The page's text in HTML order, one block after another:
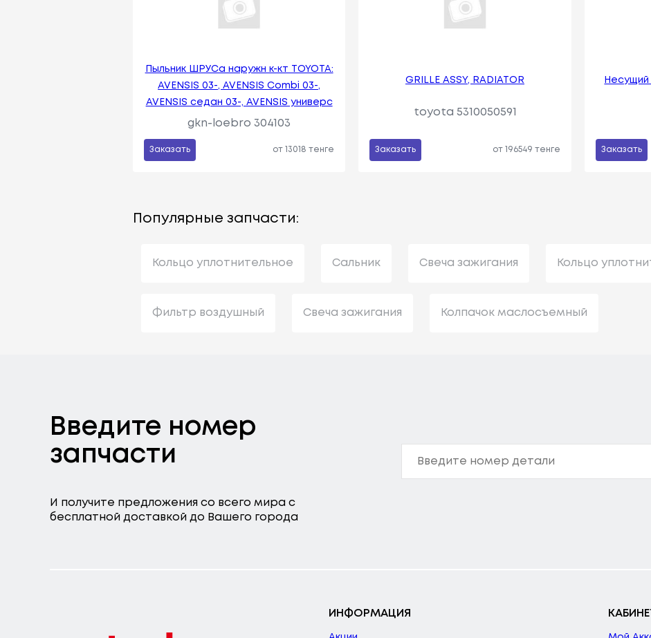
Пыльник ШРУСа наружн к-кт TOYOTA:
AVENSIS 03-, AVENSIS Combi 03-,
AVENSIS седан 03-, AVENSIS универс
gkn-loebro 304103
Заказать от 13018 тенге
GRILLE ASSY, RADIATOR
toyota 5310050591
Заказать от 196549 тенге Заказать
Популярные запчасти:
Кольцо уплотнительное Сальник Свеча зажигания Кольцо
Фильтр воздушный Свеча зажигания Колпачок маслосъемный
Введите номер
запчасти
И получите предложения со всего мира с
бесплатной доставкой до Вашего города
ИНФОРМАЦИЯ